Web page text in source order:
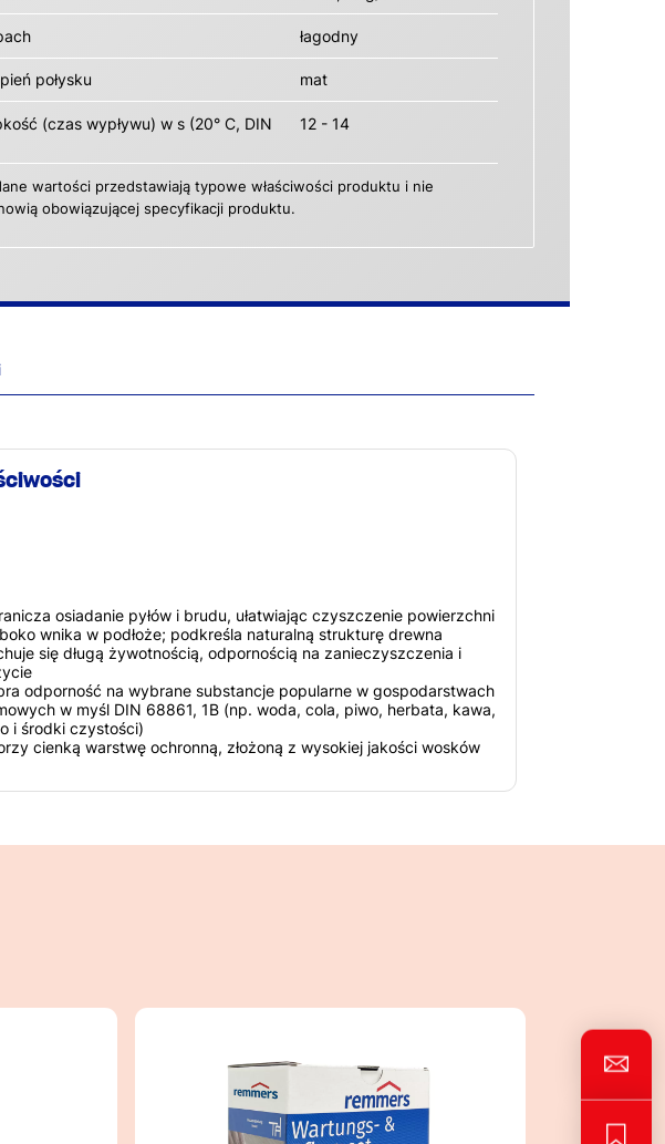
łagodny
połysku mat
(czas wypływu) w s (20° C, DIN
12 - 14
wartości przedstawiają typowe właściwości produktu i nie
obowiązującej specyfikacji produktu.
osiadanie pyłów i brudu, ułatwiając czyszczenie powierzchni
wnika w podłoże; podkreśla naturalną strukturę drewna
się długą żywotnością, odpornością na zanieczyszczenia i
odporność na wybrane substancje popularne w gospodarstwach
w myśl DIN 68861, 1B (np. woda, cola, piwo, herbata, kawa,
i środki czystości)
cienką warstwę ochronną, złożoną z wysokiej jakości wosków